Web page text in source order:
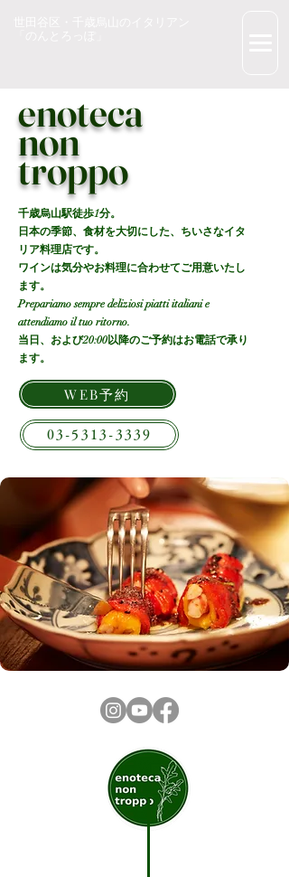
enoteca
non
​troppo
千歳烏山駅徒歩1分。
​日本の季節、食材を大切にした、ちいさなイタ
リア料理店です。
​ワインは気分やお料理に合わせてご用意いたし
ます。
Prepariamo sempre deliziosi piatti italiani e
attendiamo il tuo ritorno.
当日、および20:00以降のご予約はお電話で承り
ます。
WEB予約
03-5313-3339